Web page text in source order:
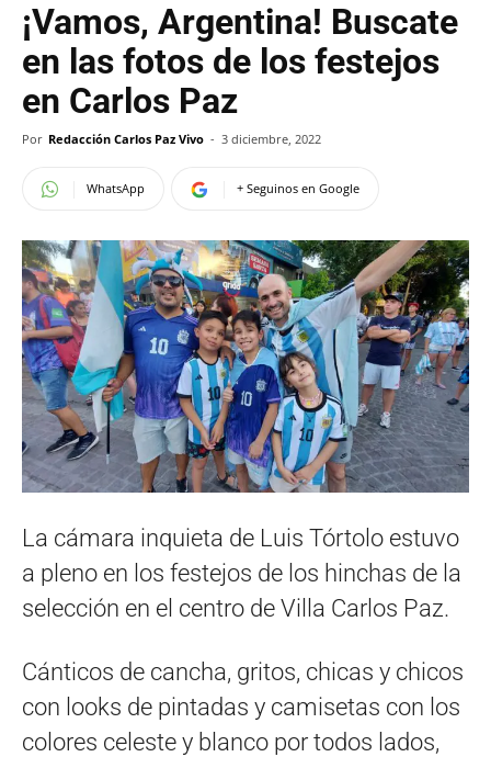
¡Vamos, Argentina! Buscate
en las fotos de los festejos
en Carlos Paz
Por Redacción Carlos Paz Vivo - 3 diciembre, 2022
WhatsApp + Seguinos en Google
La cámara inquieta de Luis Tórtolo estuvo
a pleno en los festejos de los hinchas de la
selección en el centro de Villa Carlos Paz.
Cánticos de cancha, gritos, chicas y chicos
con looks de pintadas y camisetas con los
colores celeste y blanco por todos lados,